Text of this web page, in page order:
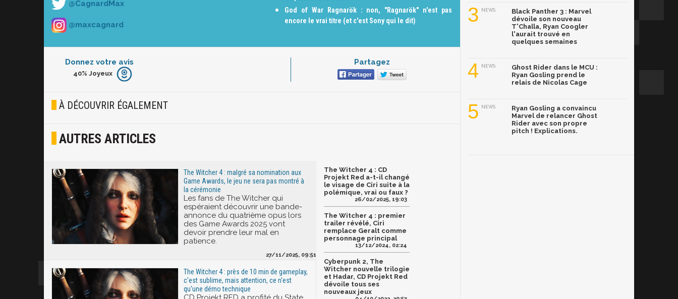
@CagnardMax
@maxcagnard
God of War Ragnarök : non, "Ragnarök" n'est pas
encore le vrai titre (et c'est Sony qui le dit)
Donnez votre avis
Furieux
Joyeux
40% Joyeux
Partagez
À DÉCOUVRIR ÉGALEMENT
AUTRES ARTICLES
The Witcher 4 : malgré sa nomination aux
Game Awards, le jeu ne sera pas montré à
la cérémonie
Les fans de The Witcher qui
espéraient découvrir une bande-
annonce du quatrième opus lors
des Game Awards 2025 vont
devoir prendre leur mal en
patience.
27/11/2025, 09:51
The Witcher 4 : près de 10 min de gameplay,
c'est sublime, mais attention, ce n'est
qu'une démo technique
The Witcher 4 : CD
Projekt Red a-t-il changé
le visage de Ciri suite à la
polémique, vrai ou faux ?
26/02/2025, 19:03
The Witcher 4 : premier
trailer révélé, Ciri
remplace Geralt comme
personnage principal
13/12/2024, 02:24
Cyberpunk 2, The
Witcher nouvelle trilogie
et Hadar, CD Projekt Red
dévoile tous ses
nouveaux jeux
3 NEWS
Black Panther 3 : Marvel
dévoile son nouveau
T'Challa, Ryan Coogler
l'aurait trouvé en
quelques semaines
4 NEWS
Ghost Rider dans le MCU :
Ryan Gosling prend le
relais de Nicolas Cage
5 NEWS
Ryan Gosling a convaincu
Marvel de relancer Ghost
Rider avec son propre
pitch ! Explications.